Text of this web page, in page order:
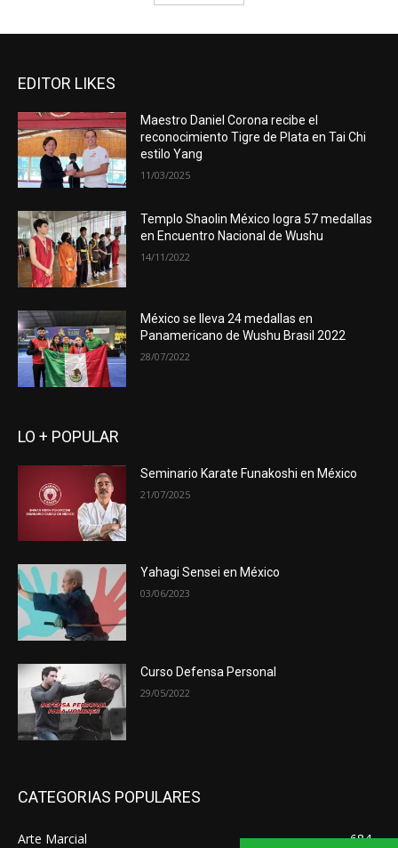
EDITOR LIKES
Maestro Daniel Corona recibe el
reconocimiento Tigre de Plata en Tai Chi
estilo Yang
11/03/2025
Templo Shaolin México logra 57 medallas
en Encuentro Nacional de Wushu
14/11/2022
México se lleva 24 medallas en
Panamericano de Wushu Brasil 2022
28/07/2022
LO + POPULAR
Seminario Karate Funakoshi en México
21/07/2025
Yahagi Sensei en México
03/06/2023
Curso Defensa Personal
29/05/2022
CATEGORIAS POPULARES
Arte Marcial
684